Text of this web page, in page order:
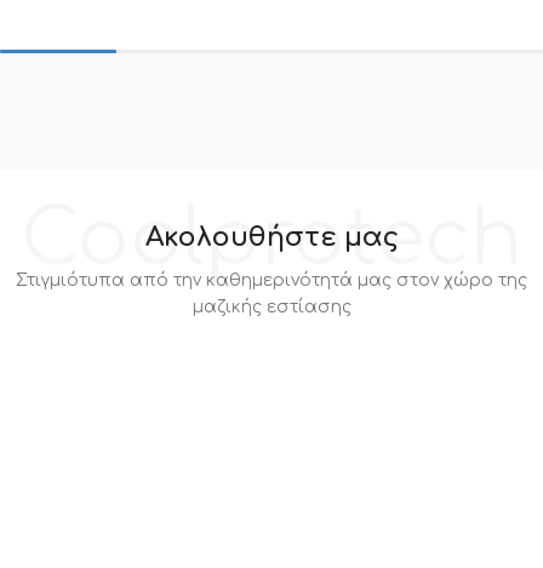
Coolprotech
Ακολουθήστε μας
Στιγμιότυπα από την καθημερινότητά μας στον χώρο της
μαζικής εστίασης